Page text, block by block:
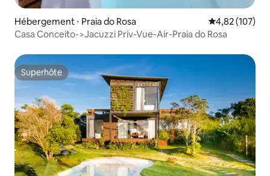
Hébergement ⋅ Praia do Rosa Évaluation
4,82 (107)
Casa Conceito->Jacuzzi Priv-Vue-Air-Praia do Rosa
Superhôte
Superhôte